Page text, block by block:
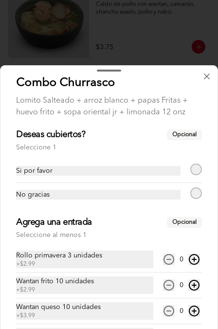
Caldo de pollo con wantan, camarón,
chancho asado, pollo y nabo.
$3.75
Arroces
Chaulafan Especial
$3.99
Chaulafan de Camarón
Arroz salteado con camarón y vegetales.
Combo Churrasco
Lomito Salteado + arroz blanco + papas Fritas +
huevo frito + sopa oriental jr + limonada 12 onz
Deseas cubiertos? Opcional
Seleccione 1
Si por favor
No gracias
Agrega una entrada Opcional
Seleccione al menos 1
Rollo primavera 3 unidades
+$2.99
0
Wantan frito 10 unidades
+$2.99
0
Wantan queso 10 unidades
+$3.99
0